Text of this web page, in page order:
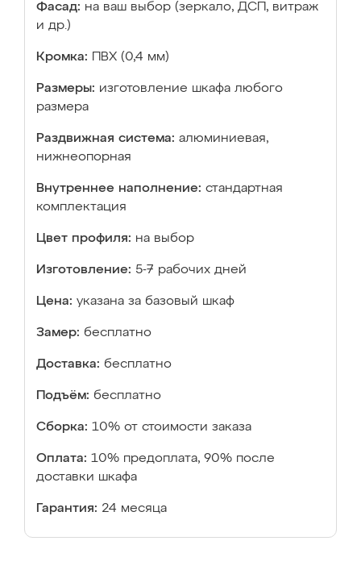
Фасад: на ваш выбор (зеркало, ДСП, витраж
и др.)
Кромка: ПВХ (0,4 мм)
Размеры: изготовление шкафа любого
размера
Раздвижная система: алюминиевая,
нижнеопорная
Внутреннее наполнение: стандартная
комплектация
Цвет профиля: на выбор
Изготовление: 5-7 рабочих дней
Цена: указана за базовый шкаф
Замер: бесплатно
Доставка: бесплатно
Подъём: бесплатно
Сборка: 10% от стоимости заказа
Оплата: 10% предоплата, 90% после
доставки шкафа
Гарантия: 24 месяца